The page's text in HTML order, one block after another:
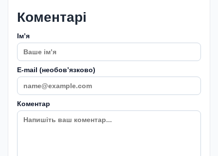
Коментарі
Імʼя
E-mail (необовʼязково)
Коментар